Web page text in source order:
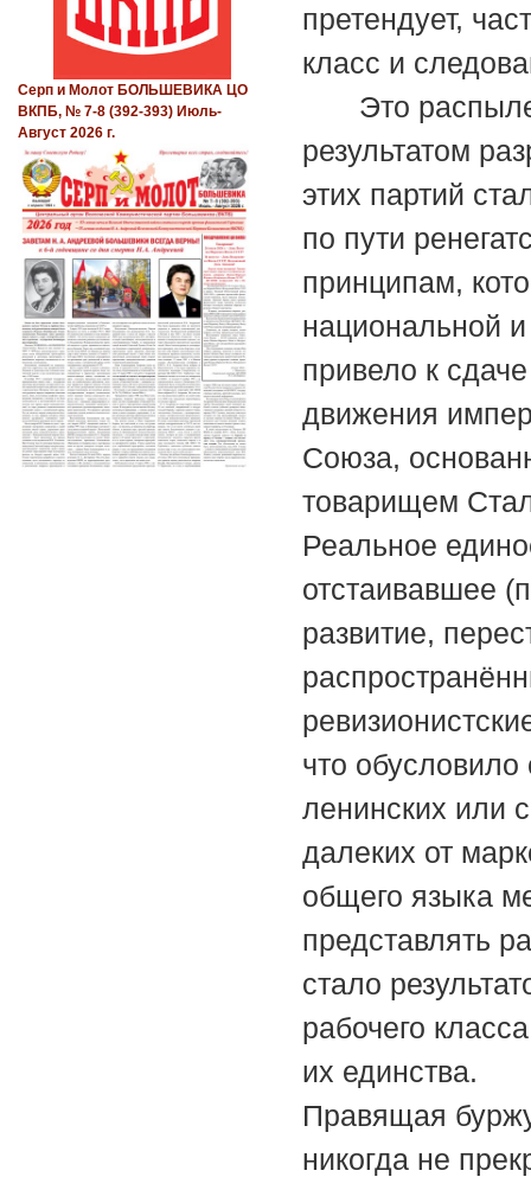
претендует,
класс и
Это
результатом
этих партий
по пути
принципам,
национальной
привело к
движения
Союза,
товарищем
Реальное
отстаивавшее
развитие,
что обусловило
ленинских или
далеких от
общего языка
представлять
стало
рабочего
их единства.
Правящая
никогда не
Серп и Молот БОЛЬШЕВИКА ЦО
ВКПБ, № 7-8 (392-393) Июль-
Август 2026 г.